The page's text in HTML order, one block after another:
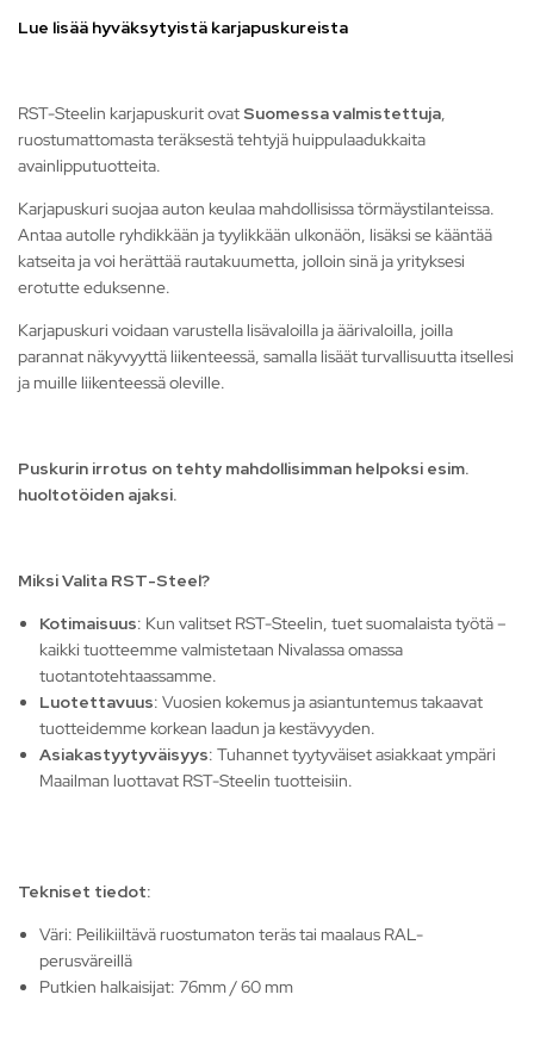
Lue lisää hyväksytyistä karjapuskureista
RST-Steelin karjapuskurit ovat Suomessa valmistettuja,
ruostumattomasta teräksestä tehtyjä huippulaadukkaita
avainlipputuotteita.
Karjapuskuri suojaa auton keulaa mahdollisissa törmäystilanteissa.
Antaa autolle ryhdikkään ja tyylikkään ulkonäön, lisäksi se kääntää
katseita ja voi herättää rautakuumetta, jolloin sinä ja yrityksesi
erotutte eduksenne.
Karjapuskuri voidaan varustella lisävaloilla ja äärivaloilla, joilla
parannat näkyvyyttä liikenteessä, samalla lisäät turvallisuutta itsellesi
ja muille liikenteessä oleville.
Puskurin irrotus on tehty mahdollisimman helpoksi esim.
huoltotöiden ajaksi.
Miksi Valita RST-Steel?
Kotimaisuus: Kun valitset RST-Steelin, tuet suomalaista työtä –
kaikki tuotteemme valmistetaan Nivalassa omassa
tuotantotehtaassamme.
Luotettavuus: Vuosien kokemus ja asiantuntemus takaavat
tuotteidemme korkean laadun ja kestävyyden.
Asiakastyytyväisyys: Tuhannet tyytyväiset asiakkaat ympäri
Maailman luottavat RST-Steelin tuotteisiin.
Tekniset tiedot:
Väri: Peilikiiltävä ruostumaton teräs tai maalaus RAL-
perusväreillä
Putkien halkaisijat: 76mm / 60 mm